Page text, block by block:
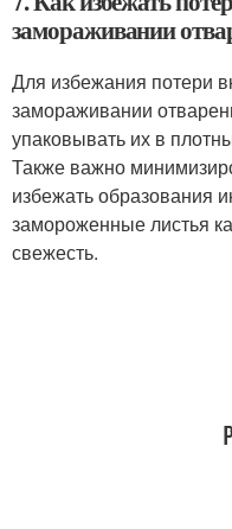
замораживании
Для избежания потери
замораживании
упаковывать их в
Также важно
избежать образования
замороженные листья
свежесть.